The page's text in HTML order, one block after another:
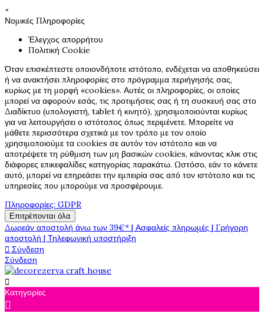
×
Νομικές Πληροφορίες
Έλεγχος απορρήτου
Πολιτική Cookie
Όταν επισκέπτεστε οποιονδήποτε ιστότοπο, ενδέχεται να αποθηκεύσει
ή να ανακτήσει πληροφορίες στο πρόγραμμα περιήγησής σας,
κυρίως με τη μορφή «cookies». Αυτές οι πληροφορίες, οι οποίες
μπορεί να αφορούν εσάς, τις προτιμήσεις σας ή τη συσκευή σας στο
Διαδίκτυο (υπολογιστή, tablet ή κινητό), χρησιμοποιούνται κυρίως
για να λειτουργήσει ο ιστότοπος όπως περιμένετε. Μπορείτε να
μάθετε περισσότερα σχετικά με τον τρόπο με τον οποίο
χρησιμοποιούμε τα cookies σε αυτόν τον ιστότοπο και να
αποτρέψετε τη ρύθμιση των μη βασικών cookies, κάνοντας κλικ στις
διάφορες επικεφαλίδες κατηγορίας παρακάτω. Ωστόσο, εάν το κάνετε
αυτό, μπορεί να επηρεάσει την εμπειρία σας από τον ιστότοπο και τις
υπηρεσίες που μπορούμε να προσφέρουμε.
Πληροφορίες: GDPR
Επιτρέπονται όλα
Δωρεάν αποστολή άνω των 39€* | Ασφαλείς πληρωμές | Γρήγορη
αποστολή | Τηλεφωνική υποστήριξη
 Σύνδεση
Σύνδεση

Κατηγορίες
